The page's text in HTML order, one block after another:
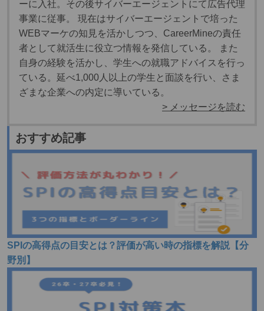
ーに入社。その後サイバーエージェントにて広告代理
事業に従事。 現在はサイバーエージェントで培った
WEBマーケの知見を活かしつつ、CareerMineの責任
者として就活生に役立つ情報を発信している。 また
自身の経験を活かし、学生への就職アドバイスを行っ
ている。延べ1,000人以上の学生と面談を行い、さま
ざまな企業への内定に導いている。
> メッセージを読む
おすすめ記事
SPIの高得点の目安とは？評価が高い時の指標を解説【分
野別】